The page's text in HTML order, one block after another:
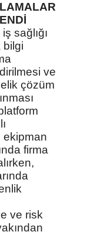
sağlığı
bilgi
ve
çözüm
ekipman
firma
ve risk